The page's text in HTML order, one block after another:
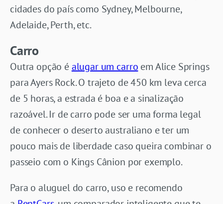
cidades do país como Sydney, Melbourne,
Adelaide, Perth, etc.
Carro
Outra opção éalugar um carro em Alice Springs
para Ayers Rock. O trajeto de 450 km leva cerca
de 5 horas, a estrada é boa e a sinalização
razoável. Ir de carro pode ser uma forma legal
de conhecer o deserto australiano e ter um
pouco mais de liberdade caso queira combinar o
passeio com o Kings Cânion por exemplo.
Para o aluguel do carro, uso e recomendo